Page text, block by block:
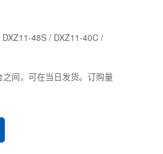
48S / DXZ11-40C /
间，可在当日发货。订购量